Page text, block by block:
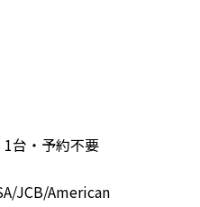
台・予約不要
JCB/American